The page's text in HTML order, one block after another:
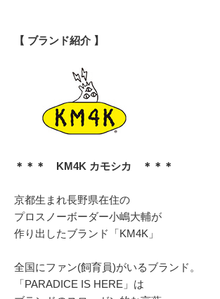
【 ブランド紹介 】
＊＊＊ KM4K カモシカ ＊＊＊
京都生まれ長野県在住の
プロスノーボーダー小嶋大輔が
作り出したブランド「KM4K」
全国にファン(飼育員)がいるブランド。
「PARADICE IS HERE」は